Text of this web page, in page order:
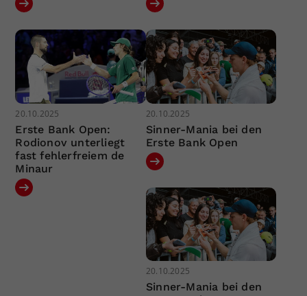
20.10.2025
Erste Bank Open:
Rodionov unterliegt
fast fehlerfreiem de
Minaur
20.10.2025
Sinner-Mania bei den
Erste Bank Open
20.10.2025
Sinner-Mania bei den